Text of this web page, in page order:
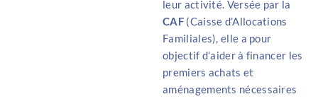
leur activité. Versée par la
CAF (Caisse d’Allocations
Familiales), elle a pour
objectif d’aider à financer les
premiers achats et
aménagements nécessaires